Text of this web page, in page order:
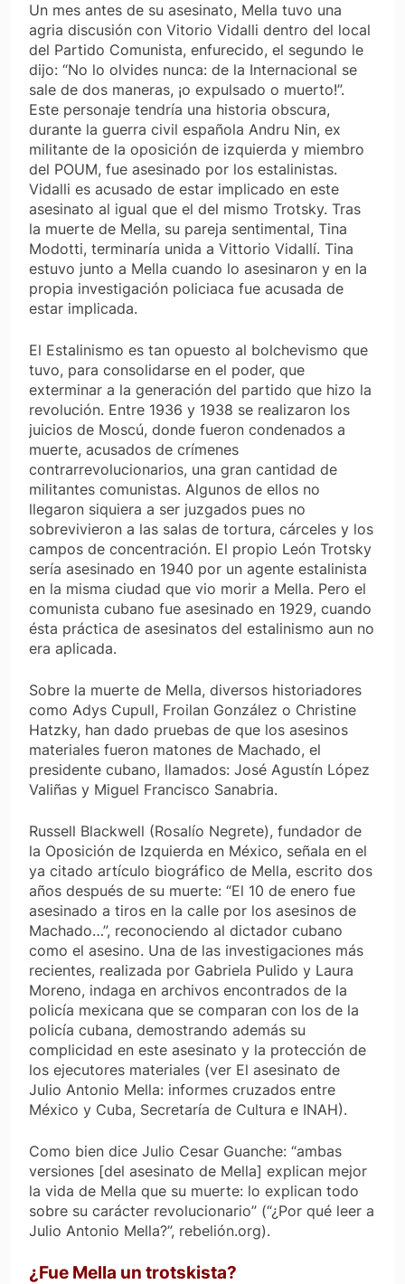
Un mes antes de su asesinato, Mella tuvo una
agria discusión con Vitorio Vidalli dentro del local
del Partido Comunista, enfurecido, el segundo le
dijo: “No lo olvides nunca: de la Internacional se
sale de dos maneras, ¡o expulsado o muerto!”.
Este personaje tendría una historia obscura,
durante la guerra civil española Andru Nin, ex
militante de la oposición de izquierda y miembro
del POUM, fue asesinado por los estalinistas.
Vidalli es acusado de estar implicado en este
asesinato al igual que el del mismo Trotsky. Tras
la muerte de Mella, su pareja sentimental, Tina
Modotti, terminaría unida a Vittorio Vidallí. Tina
estuvo junto a Mella cuando lo asesinaron y en la
propia investigación policiaca fue acusada de
estar implicada.
El Estalinismo es tan opuesto al bolchevismo que
tuvo, para consolidarse en el poder, que
exterminar a la generación del partido que hizo la
revolución. Entre 1936 y 1938 se realizaron los
juicios de Moscú, donde fueron condenados a
muerte, acusados de crímenes
contrarrevolucionarios, una gran cantidad de
militantes comunistas. Algunos de ellos no
llegaron siquiera a ser juzgados pues no
sobrevivieron a las salas de tortura, cárceles y los
campos de concentración. El propio León Trotsky
sería asesinado en 1940 por un agente estalinista
en la misma ciudad que vio morir a Mella. Pero el
comunista cubano fue asesinado en 1929, cuando
ésta práctica de asesinatos del estalinismo aun no
era aplicada.
Sobre la muerte de Mella, diversos historiadores
como Adys Cupull, Froilan González o Christine
Hatzky, han dado pruebas de que los asesinos
materiales fueron matones de Machado, el
presidente cubano, llamados: José Agustín López
Valiñas y Miguel Francisco Sanabria.
Russell Blackwell (Rosalío Negrete), fundador de
la Oposición de Izquierda en México, señala en el
ya citado artículo biográfico de Mella, escrito dos
años después de su muerte: “El 10 de enero fue
asesinado a tiros en la calle por los asesinos de
Machado…”, reconociendo al dictador cubano
como el asesino. Una de las investigaciones más
recientes, realizada por Gabriela Pulido y Laura
Moreno, indaga en archivos encontrados de la
policía mexicana que se comparan con los de la
policía cubana, demostrando además su
complicidad en este asesinato y la protección de
los ejecutores materiales (ver El asesinato de
Julio Antonio Mella: informes cruzados entre
México y Cuba, Secretaría de Cultura e INAH).
Como bien dice Julio Cesar Guanche: “ambas
versiones [del asesinato de Mella] explican mejor
la vida de Mella que su muerte: lo explican todo
sobre su carácter revolucionario” (“¿Por qué leer a
Julio Antonio Mella?”, rebelión.org).
¿Fue Mella un trotskista?